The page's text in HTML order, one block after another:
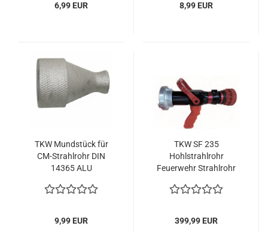
6,99 EUR 8,99 EUR
TKW Mundstück für
CM-Strahlrohr DIN
14365 ALU
9,99 EUR
TKW SF 235
Hohlstrahlrohr
Feuerwehr Strahlrohr
2 Kategorie 3
399,99 EUR